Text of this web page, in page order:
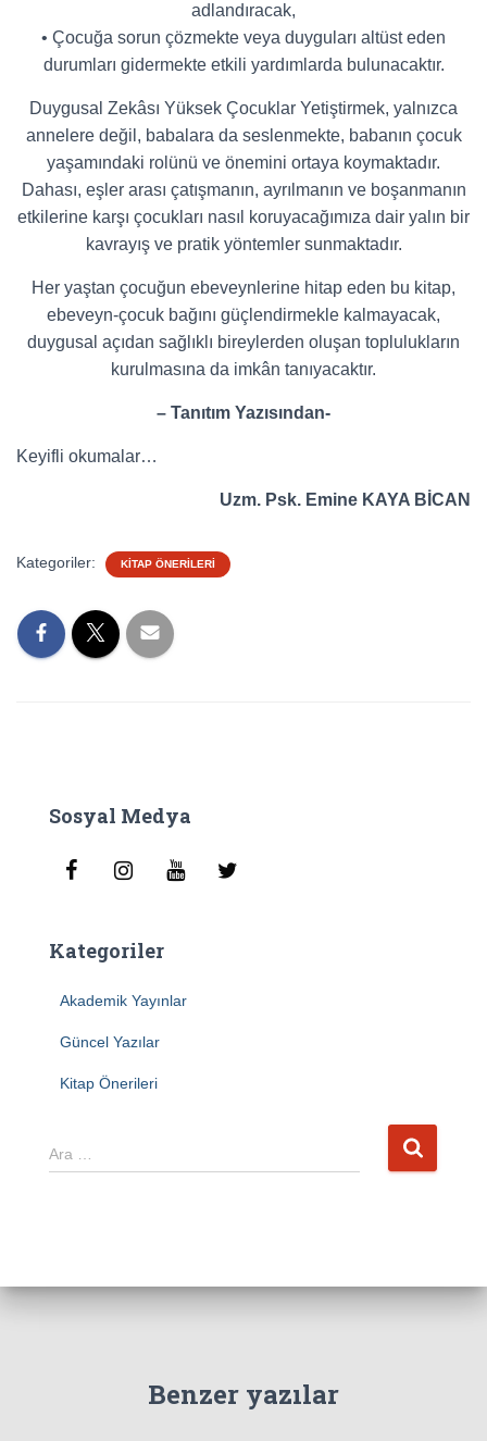
adlandıracak,
• Çocuğa sorun çözmekte veya duyguları altüst eden
durumları gidermekte etkili yardımlarda bulunacaktır.
Duygusal Zekâsı Yüksek Çocuklar Yetiştirmek, yalnızca
annelere değil, babalara da seslenmekte, babanın çocuk
yaşamındaki rolünü ve önemini ortaya koymaktadır.
Dahası, eşler arası çatışmanın, ayrılmanın ve boşanmanın
etkilerine karşı çocukları nasıl koruyacağımıza dair yalın bir
kavrayış ve pratik yöntemler sunmaktadır.
Her yaştan çocuğun ebeveynlerine hitap eden bu kitap,
ebeveyn-çocuk bağını güçlendirmekle kalmayacak,
duygusal açıdan sağlıklı bireylerden oluşan toplulukların
kurulmasına da imkân tanıyacaktır.
– Tanıtım Yazısından-
Keyifli okumalar…
Uzm. Psk. Emine KAYA BİCAN
Kategoriler: KITAP ÖNERILERI
Sosyal Medya
Kategoriler
Akademik Yayınlar
Güncel Yazılar
Kitap Önerileri
A
r
Ara …
Benzer yazılar